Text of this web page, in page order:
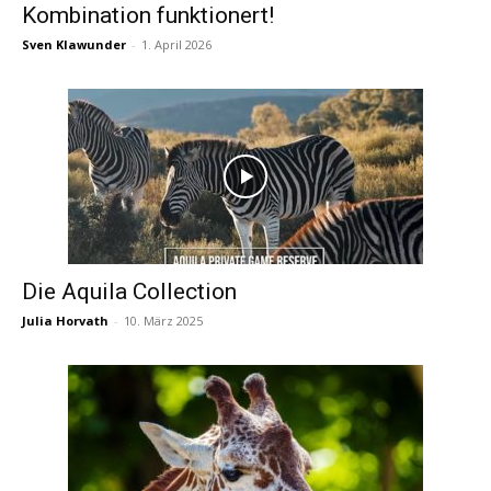
Kombination funktionert!
Sven Klawunder - 1. April 2026
Die Aquila Collection
Julia Horvath - 10. März 2025